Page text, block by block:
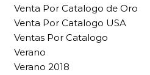
Venta Por Catalogo de Oro
Venta Por Catalogo USA
Ventas Por Catalogo
Verano
Verano 2018